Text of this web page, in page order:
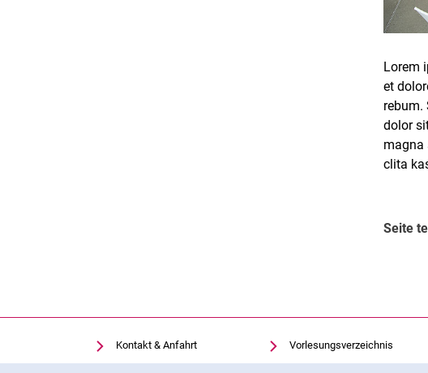
Lorem
et
rebum.
dolor
magna
clita
Seite
Kontakt & Anfahrt
Einrichtungen suchen
Vorlesungsverzeichnis
Uni-Bibliothek